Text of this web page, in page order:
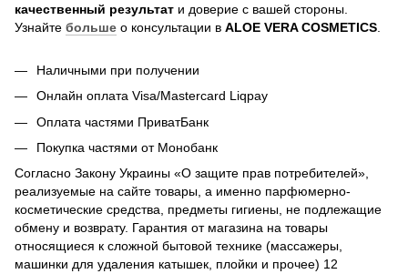
качественный результат и доверие с вашей стороны.
Узнайте больше о консультации в ALOE VERA COSMETICS
Наличными при получении
Онлайн оплата Visa/Mastercard Liqpay
Оплата частями ПриватБанк
Покупка частями от Монобанк
Согласно Закону Украины «О защите прав потребителей»,
реализуемые на сайте товары, а именно парфюмерно-
косметические средства, предметы гигиены, не подлежащие
обмену и возврату. Гарантия от магазина на товары
относящиеся к сложной бытовой технике (массажеры,
машинки для удаления катышек, плойки и прочее) 12